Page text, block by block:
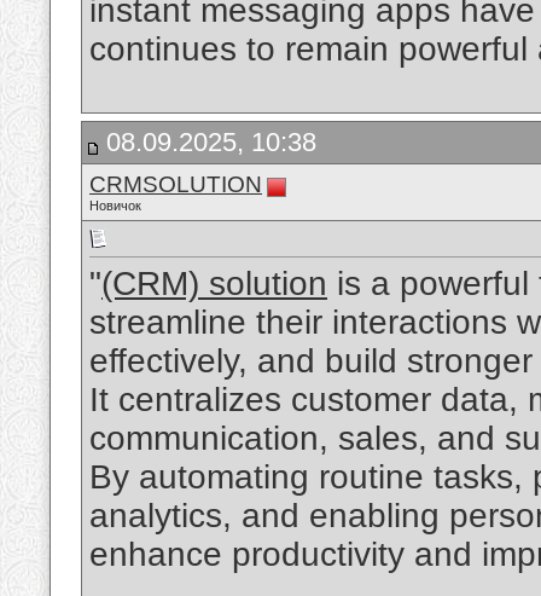
instant messaging apps
continues to remain
08.09.2025, 10:38
CRMSOLUTION
Новичок
"(CRM) solution is a
streamline their interactions
effectively, and build
It centralizes customer data,
communication, sales, and
By automating routine
analytics, and enabling
enhance productivity and